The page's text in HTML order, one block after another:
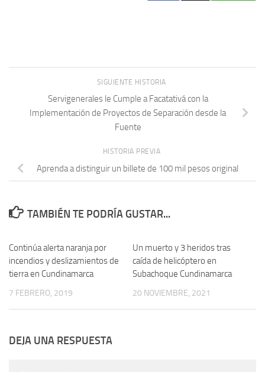
SIGUIENTE HISTORIA
Servigenerales le Cumple a Facatativá con la
Implementación de Proyectos de Separación desde la
Fuente
HISTORIA PREVIA
Aprenda a distinguir un billete de 100 mil pesos original
TAMBIÉN TE PODRÍA GUSTAR...
Continúa alerta naranja por
incendios y deslizamientos de
tierra en Cundinamarca
7 FEBRERO, 2019
Un muerto y 3 heridos tras
caída de helicóptero en
Subachoque Cundinamarca
20 NOVIEMBRE, 2021
DEJA UNA RESPUESTA